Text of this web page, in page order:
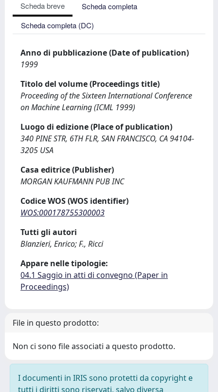
Scheda breve
Scheda completa
Scheda completa (DC)
Anno di pubblicazione (Date of publication)
1999
Titolo del volume (Proceedings title)
Proceeding of the Sixteen International Conference
on Machine Learning (ICML 1999)
Luogo di edizione (Place of publication)
340 PINE STR, 6TH FLR, SAN FRANCISCO, CA 94104-
3205 USA
Casa editrice (Publisher)
MORGAN KAUFMANN PUB INC
Codice WOS (WOS identifier)
WOS:000178755300003
Tutti gli autori
Blanzieri, Enrico; F., Ricci
Appare nelle tipologie:
04.1 Saggio in atti di convegno (Paper in
Proceedings)
File in questo prodotto:
Non ci sono file associati a questo prodotto.
I documenti in IRIS sono protetti da copyright e
tutti i diritti sono riservati, salvo diversa